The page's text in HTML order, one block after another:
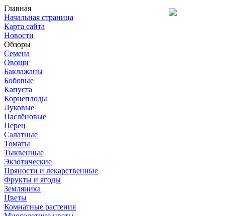
Главная
Начальная страница
Карта сайта
Новости
Обзоры
Семена
Овощи
Баклажаны
Бобовые
Капуста
Корнеплоды
Луковые
Паслёновые
Перец
Салатные
Томаты
Тыквенные
Экзотические
Пряности и лекарственные
Фрукты и ягоды
Земляника
Цветы
Комнатные растения